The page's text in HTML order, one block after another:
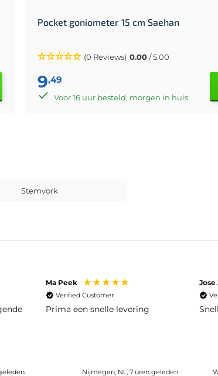
Pocket goniometer 15 cm Saehan
(0 Reviews) 0.00/ 5.00
9,49
Voor 16 uur besteld, morgen in huis
Stemvork
Ma Peek
Verified Customer
Prima een snelle levering
Nijmegen, NL, 7 uren geleden
Jose